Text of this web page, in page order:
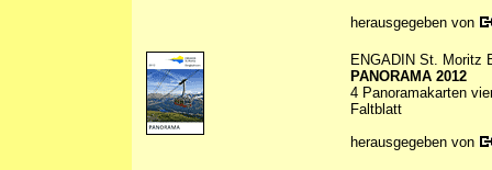
herausgegeben von
ENGADIN St. Moritz
PANORAMA 2012
4 Panoramakarten
Faltblatt
herausgegeben von